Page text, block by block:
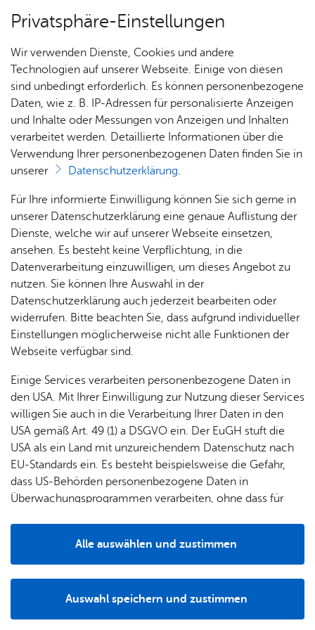
Über­sicht Bür­ger & Stadt
Rat­
haus &
Bür­
ger­
ser­vice
Rat­
häu­ser
& Orts­
ver­
wal­
Ämter
A–Z
Diens
t­leis­
tun­gen
A–Z
For­
Nach­
rich­
ten,
Vi­de­os
& Bil­
der
Me­di­
en­in­
for­ma­
tio­nen
fent­li­
che
Be­
kannt­
ma­
chun­
& TV
Pres­se
Jobs
Stel­
len­an­
ge­bo­te
Aus­bil­
dung &
Stu­di­
um
Bil­
dung
& Be­
treu­
ung
Potz­
be­
treu­
ung
Schu­
len
Bauen
& Um­
welt
Geo­
da­ten
& 3D-
Stadt­
Bau­
stel­len
& Um­
lei­tun­
Um­
welt &
Kli­ma­
Sa­nie­
ren &
bi­li­en
Stadt­
Ge­
sund­
heit &
kum
Ärzte &
Apo­
Fa­mi­lie
& Kin­
der
Se­nio­
ren
Woh­
nen
re­frei
Pfle­ge
& Un­
ter­stüt­
zung
Dienst­leis­tun­gen A–Z
Vor­le­sen
Stu­di­en­platz mit Zu­las­sungs­
be­schrän­kung - sich be­wer­
ben
Die Bewerbungsverfahren unterscheiden sich abhängig
davon, ob Ihr gewünschter Studiengang örtlich
zulassungsbeschränkt (Örtliches Vergabeverfahren) oder
bundesweit zulassungsbeschränkt (Zentrales
Vergabeverfahren) ist.
Um einen Studienplatz im Zentralen Vergabeverfahren
bewerben Sie sich direkt bei der Stiftung für
Hochschulzulassung. Bundesweite
Zulassungsbeschränkungen gelten für die folgenden
Studiengänge:
Me­di­zin
Phar­ma­zie
Konkrete Informationen zum
Studienplatzangebot der
Stiftung für Hochschulzulassungfür das kommende
Semester finden Sie in deren Onlineangebot.
Privatsphäre-Einstellungen
Wir verwenden Dienste, Cookies und andere
Technologien auf unserer Webseite. Einige von diesen
sind unbedingt erforderlich. Es können personenbezogene
Daten, wie z. B. IP-Adressen für personalisierte Anzeigen
und Inhalte oder Messungen von Anzeigen und Inhalten
verarbeitet werden. Detaillierte Informationen über die
Verwendung Ihrer personenbezogenen Daten finden Sie in
unserer
Datenschutzerklärung.
Für Ihre informierte Einwilligung können Sie sich gerne in
unserer Datenschutzerklärung eine genaue Auflistung der
Dienste, welche wir auf unserer Webseite einsetzen,
ansehen. Es besteht keine Verpflichtung, in die
Datenverarbeitung einzuwilligen, um dieses Angebot zu
nutzen. Sie können Ihre Auswahl in der
Datenschutzerklärung auch jederzeit bearbeiten oder
widerrufen. Bitte beachten Sie, dass aufgrund individueller
Einstellungen möglicherweise nicht alle Funktionen der
Webseite verfügbar sind.
Einige Services verarbeiten personenbezogene Daten in
den USA. Mit Ihrer Einwilligung zur Nutzung dieser Services
willigen Sie auch in die Verarbeitung Ihrer Daten in den
USA gemäß Art. 49 (1) a DSGVO ein. Der EuGH stuft die
USA als ein Land mit unzureichendem Datenschutz nach
EU-Standards ein. Es besteht beispielsweise die Gefahr,
dass US-Behörden personenbezogene Daten in
Überwachungsprogrammen verarbeiten, ohne dass für
Auswahl speichern und zustimmen
Alle auswählen und zustimmen